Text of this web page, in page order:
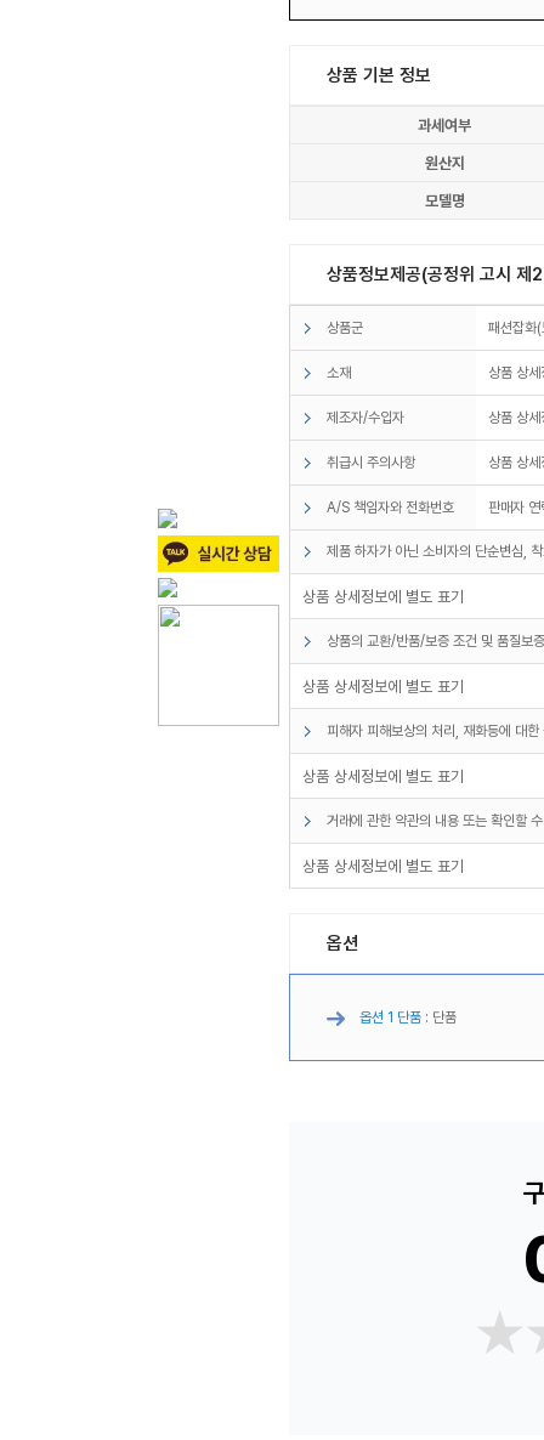
상품 기본 정보
과세여부
원산지
모델명
상품정보제공(공정위 고시
상품군 패션잡화
소재 상품 상
제조자/수입자 상품 상
취급시 주의사항 상품 상
A/S 책임자와 전화번호 판매자
제품 하자가 아닌 소비자의 단순변심,
상품 상세정보에 별도 표기
상품의 교환/반품/보증 조건 및 품질보
상품 상세정보에 별도 표기
피해자 피해보상의 처리, 재화등에 대
상품 상세정보에 별도 표기
거래에 관한 약관의 내용 또는 확인할
상품 상세정보에 별도 표기
옵션
옵션 1 단품 : 단품